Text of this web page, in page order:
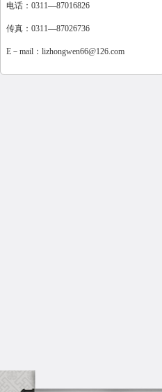
电话：0311—87016826
传真：0311—87026736
E－mail： lizhongwen66@126.com